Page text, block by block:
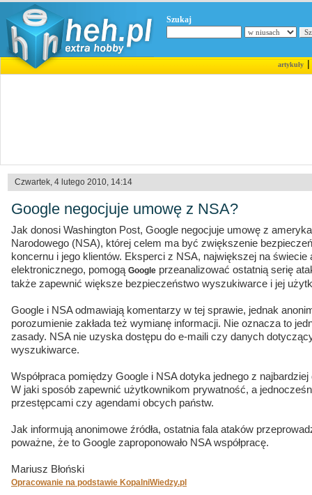
Szukaj
artykuły|
Czwartek, 4 lutego 2010, 14:14
Google negocjuje umowę z NSA?
Jak donosi Washington Post, Google negocjuje umowę z
Narodowego (NSA), której celem ma być zwiększenie
koncernu i jego klientów. Eksperci z NSA, największej na świecie
elektronicznego, pomogą Google przeanalizować ostatnią serię
także zapewnić większe bezpieczeństwo wyszukiwarce i jej
Google i NSA odmawiają komentarzy w tej sprawie, jednak
porozumienie zakłada też wymianę informacji. Nie oznacza to
zasady. NSA nie uzyska dostępu do e-maili czy danych
wyszukiwarce.
Współpraca pomiędzy Google i NSA dotyka jednego z
W jaki sposób zapewnić użytkownikom prywatność, a
przestępcami czy agendami obcych państw.
Jak informują anonimowe źródła, ostatnia fala ataków
poważne, że to Google zaproponowało NSA współpracę.
Mariusz Błoński
Opracowanie na podstawie KopalniWiedzy.pl